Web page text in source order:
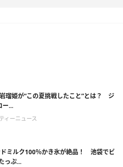
瑠姫が“この夏挑戦したこと”とは？ ジ
ー...
ィーニュース
ドミルク100％かき氷が絶品！ 池袋でビ
っぷ...